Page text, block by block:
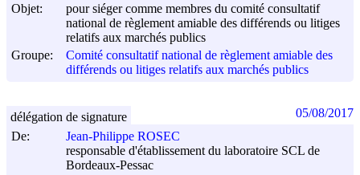
Objet:
pour siéger comme membres du comité consultatif
national de règlement amiable des différends ou litiges
relatifs aux marchés publics
Groupe:
Comité consultatif national de règlement amiable des
différends ou litiges relatifs aux marchés publics
De:
Jean-Philippe ROSEC
responsable d'établissement du laboratoire SCL de
Bordeaux-Pessac
délégation de signature 05/08/2017